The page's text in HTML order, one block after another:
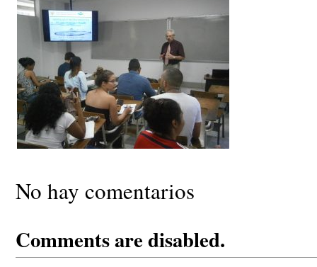
No hay comentarios
Comments are disabled.